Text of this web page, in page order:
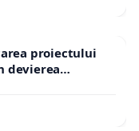
proiectului
devierea